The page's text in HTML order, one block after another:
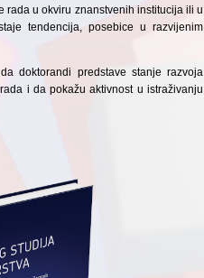
rada u okviru znanstvenih institucija ili u
tendencija, posebice u razvijenim
doktorandi predstave stanje razvoja
i da pokažu aktivnost u istraživanju